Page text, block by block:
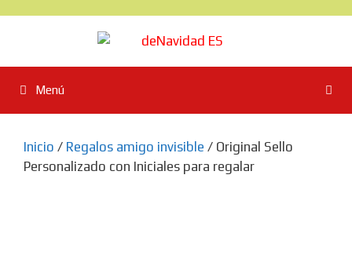
Menú
Inicio / Regalos amigo invisible / Original Sello
Personalizado con Iniciales para regalar